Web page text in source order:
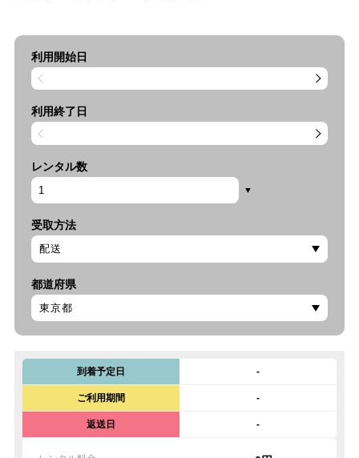
利用開始日
利用終了日
レンタル数
受取方法
都道府県
到着予定日 -
ご利用期間 -
返送日 -